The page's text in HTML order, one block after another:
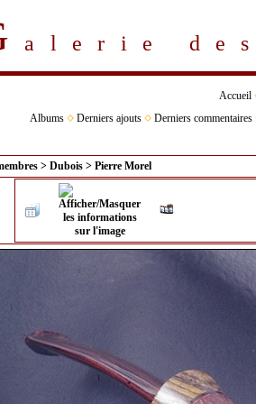
alerie
Accueil
Albums
Derniers ajouts Derniers commentaires
> Dubois > Pierre Morel